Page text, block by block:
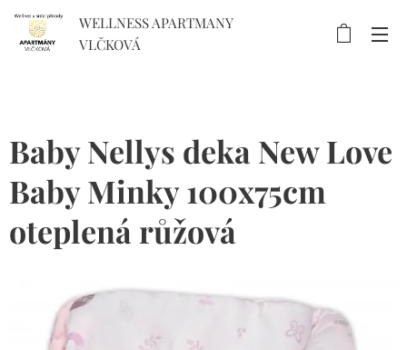
WELLNESS APARTMANY
VLČKOVÁ
Baby Nellys deka New Love
Baby Minky 100x75cm
oteplená růžová